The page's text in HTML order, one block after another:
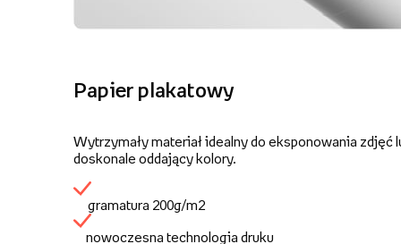
Papier plakatowy
Wytrzymały materiał idealny do eksponowania zdjęć
doskonale oddający kolory.
gramatura 200g/m2
nowoczesna technologia druku